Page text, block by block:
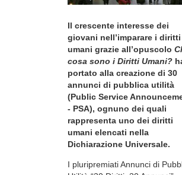
Il crescente interesse dei
giovani nell’imparare i diritti
umani grazie all’opuscolo
cosa sono i Diritti Umani?
portato alla creazione di 30
annunci di pubblica utilità
(Public Service
- PSA), ognuno dei quali
rappresenta uno dei diritti
umani elencati nella
Dichiarazione Universale.
I pluripremiati Annunci di